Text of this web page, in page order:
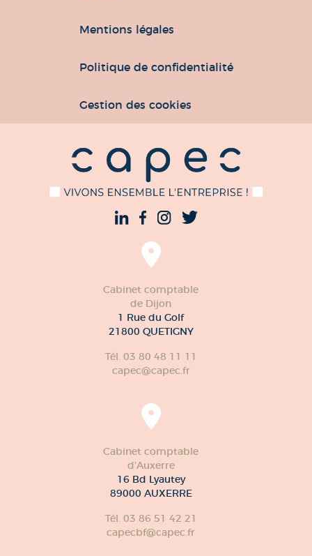
Mentions légales
Politique de confidentialité
Gestion des cookies
Cabinet comptable
de Dijon
1 Rue du Golf
21800 QUETIGNY
Tél. 03 80 48 11 11
capec@capec.fr
Cabinet comptable
d'Auxerre
16 Bd Lyautey
89000 AUXERRE
Tél. 03 86 51 42 21
capecbf@capec.fr